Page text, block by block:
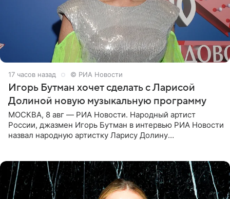
17 часов назад © РИА Новости
Игорь Бутман хочет сделать с Ларисой
Долиной новую музыкальную программу
МОСКВА, 8 авг — РИА Новости. Народный артист
России, джазмен Игорь Бутман в интервью РИА Новости
назвал народную артистку Ларису Долину